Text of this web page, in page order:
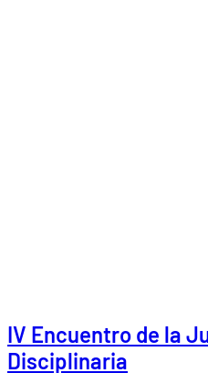
IV Encuentro de la
Disciplinaria